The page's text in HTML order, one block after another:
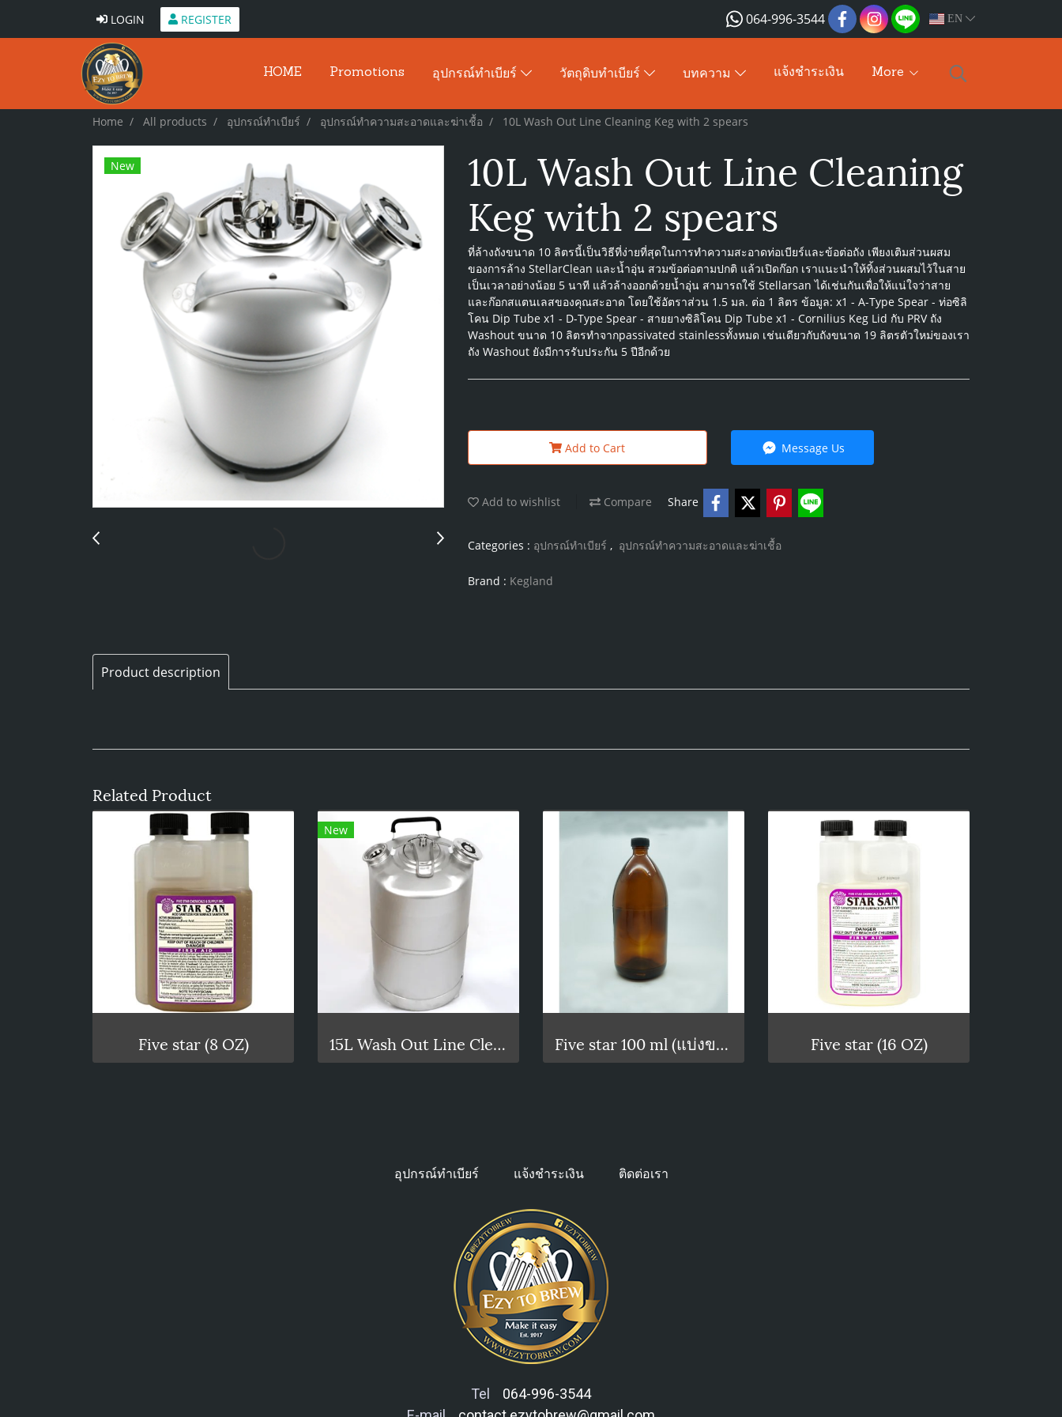
LOGIN REGISTER 064-996-3544 EN
HOME Promotions อุปกรณ์ทำเบียร์ วัตถุดิบทำเบียร์ บทความ แจ้งชำระเงิน More
Home All products อุปกรณ์ทำเบียร์ อุปกรณ์ทำความสะอาดและฆ่าเชื้อ 10L Wash Out Line Cleaning Keg with 2 spears
New
10L Wash Out Line Cleaning
Keg with 2 spears
ที่ล้างถังขนาด 10 ลิตรนี้เป็นวิธีที่ง่ายที่สุดในการทำความสะอาดท่อเบียร์และข้อต่อถัง เพียงเติมส่วนผสม
ของการล้าง StellarClean และน้ำอุ่น สวมข้อต่อตามปกติ แล้วเปิดก๊อก เราแนะนำให้ทิ้งส่วนผสมไว้ในสาย
เป็นเวลาอย่างน้อย 5 นาที แล้วล้างออกด้วยน้ำอุ่น สามารถใช้ Stellarsan ได้เช่นกันเพื่อให้แน่ใจว่าสาย
และก๊อกสแตนเลสของคุณสะอาด โดยใช้อัตราส่วน 1.5 มล. ต่อ 1 ลิตร ข้อมูล: x1 - A-Type Spear - ท่อซิลิ
โคน Dip Tube x1 - D-Type Spear - สายยางซิลิโคน Dip Tube x1 - Cornilius Keg Lid กับ PRV ถัง
Washout ขนาด 10 ลิตรทำจากpassivated stainlessทั้งหมด เช่นเดียวกับถังขนาด 19 ลิตรตัวใหม่ของเรา
ถัง Washout ยังมีการรับประกัน 5 ปีอีกด้วย
Add to Cart Message Us
Add to wishlist Compare Share
Categories : อุปกรณ์ทำเบียร์ , อุปกรณ์ทำความสะอาดและฆ่าเชื้อ
Brand : Kegland
Product description
Related Product
Five star (8 OZ)
New
15L Wash Out Line Cleaning Keg Five star 100 ml (แบ่งขาย) Five star (16 OZ)
อุปกรณ์ทำเบียร์ แจ้งชำระเงิน ติดต่อเรา
Tel 064-996-3544